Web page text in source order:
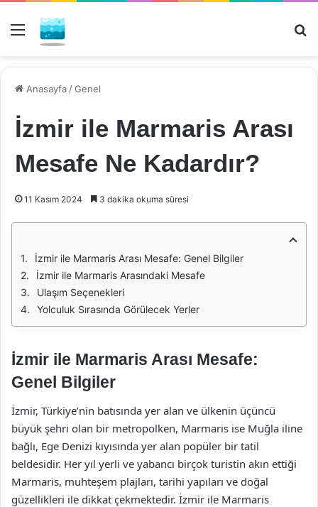
Menü
Anasayfa /Genel
İzmir ile Marmaris Arası
Mesafe Ne Kadardır?
11 Kasım 2024 3 dakika okuma süresi
İzmir ile Marmaris Arası Mesafe: Genel Bilgiler
İzmir ile Marmaris Arasındaki Mesafe
Ulaşım Seçenekleri
Yolculuk Sırasında Görülecek Yerler
İzmir ile Marmaris Arası Mesafe:
Genel Bilgiler
İzmir, Türkiye’nin batısında yer alan ve ülkenin üçüncü
büyük şehri olan bir metropolken, Marmaris ise Muğla iline
bağlı, Ege Denizi kıyısında yer alan popüler bir tatil
beldesidir. Her yıl yerli ve yabancı birçok turistin akın ettiği
Marmaris, muhteşem plajları, tarihi yapıları ve doğal
güzellikleri ile dikkat çekmektedir. İzmir ile Marmaris